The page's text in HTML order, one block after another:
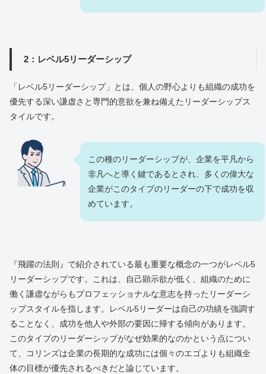
2：レベル5リーダーシップ
「レベル5リーダーシップ」とは、個人の野心よりも組織の成功を
優先する深い謙虚さと専門的意欲を兼ね備えたリーダーシップス
タイルです。
この種のリーダーシップが、企業を平凡から
非凡へと導く鍵であるとされ、多くの偉大な
企業がこのタイプのリーダーの下で成功を収
めています。
『飛躍の法則』で紹介されている最も重要な概念の一つがレベル5
リーダーシップです。これは、自己顕示欲が低く、組織のために
働く謙虚ながらもプロフェッショナルな意志を持ったリーダーシ
ップスタイルを指します。レベル5リーダーは自己の功績を強調す
ることなく、成功を他人や外部の要因に帰する傾向があります。
このタイプのリーダーシップがなぜ効果的なのかという点につい
て、コリンズは企業の長期的な成功には個々のエゴよりも組織全
体の目標が優先されるべきだと論じています。